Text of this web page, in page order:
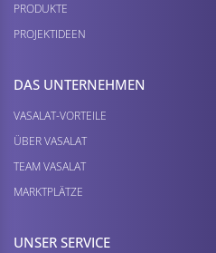
PRODUKTE
PROJEKTIDEEN
DAS UNTERNEHMEN
VASALAT-VORTEILE
ÜBER VASALAT
TEAM VASALAT
MARKTPLÄTZE
UNSER SERVICE